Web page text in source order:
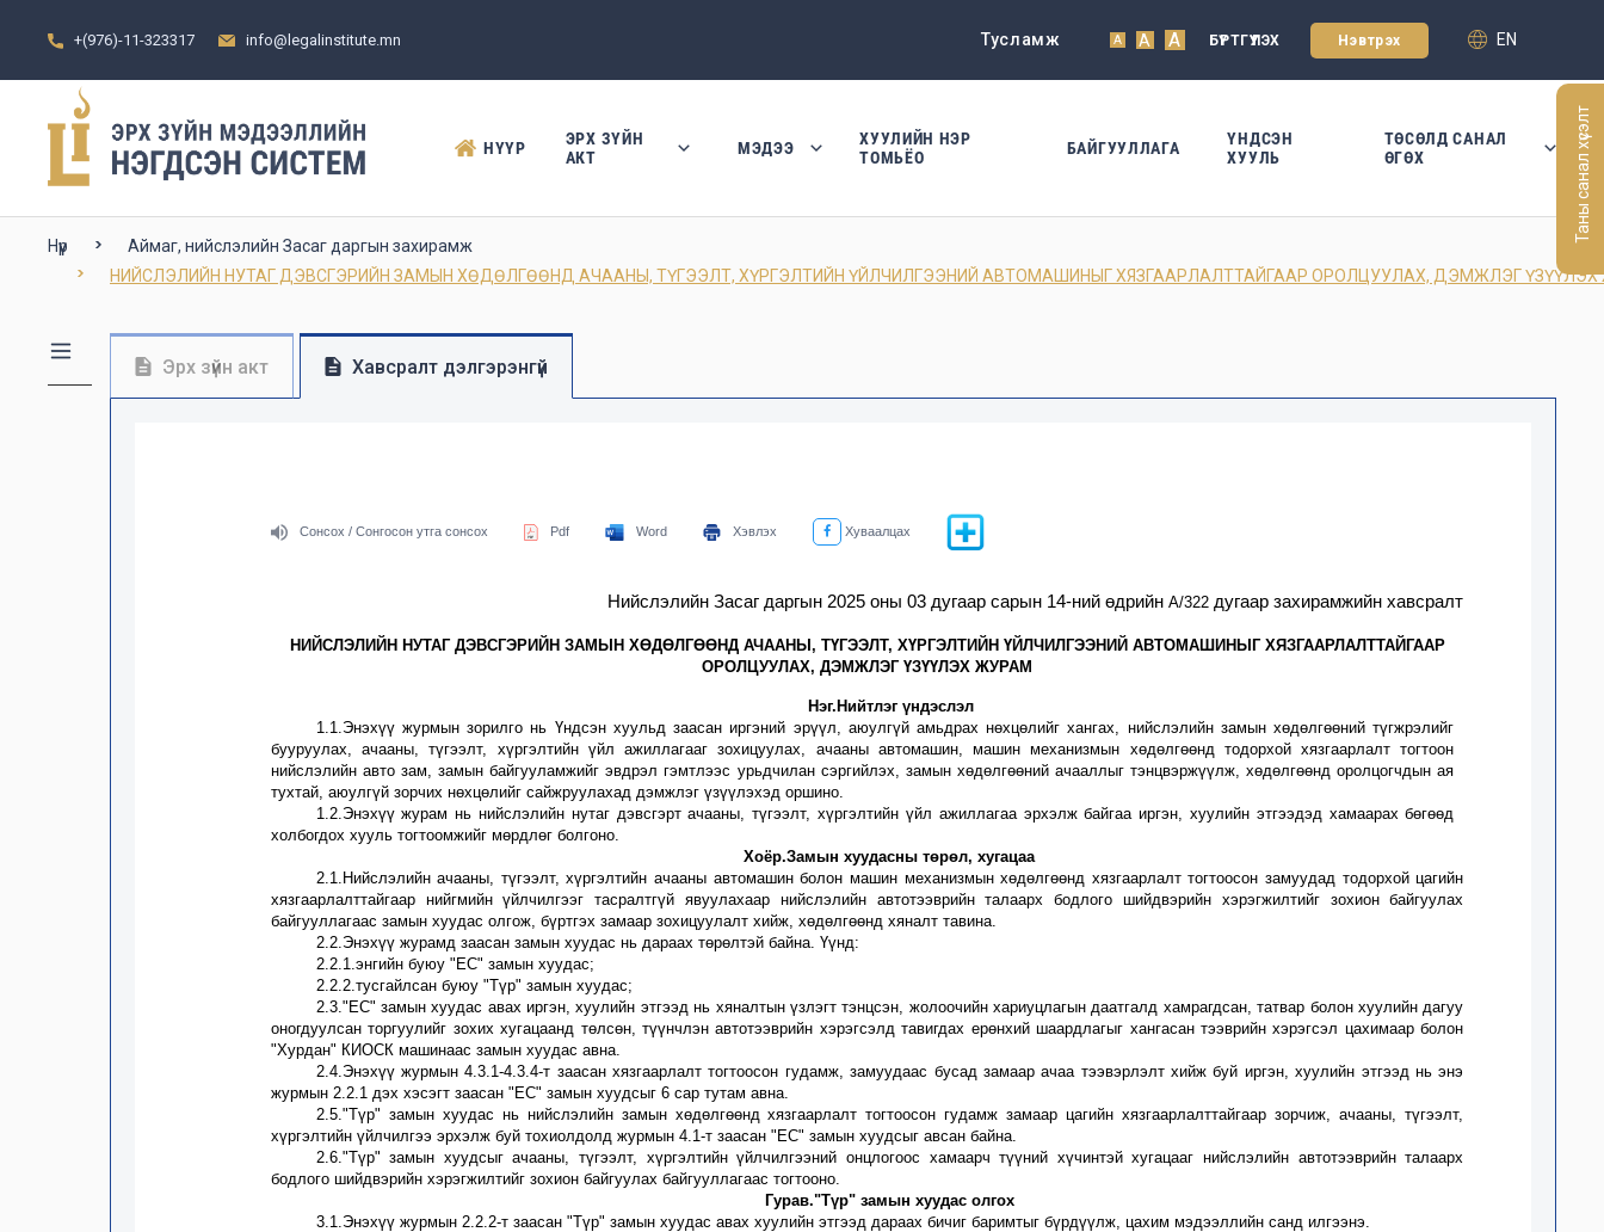
+(976)-11-323317 info@legalinstitute.mn Тусламж A A A БҮРТГҮҮЛЭХ Нэвтрэх EN
НҮҮР
ЭРХ ЗҮЙН
АКТ
МЭДЭЭ
ХУУЛИЙН НЭР
ТОМЬЁО
БАЙГУУЛЛАГА
ҮНДСЭН
ХУУЛЬ
ТӨСӨЛД САНАЛ
ӨГӨХ
Нүүр
Аймаг, нийслэлийн Засаг даргын захирамж
НИЙСЛЭЛИЙН НУТАГ ДЭВСГЭРИЙН ЗАМЫН ХӨДӨЛГӨӨНД АЧААНЫ, ТҮГЭЭЛТ, ХҮРГЭЛТИЙН ҮЙЛЧИЛГЭЭНИЙ АВТОМАШИНЫГ ХЯЗГААРЛАЛТТАЙГААР ОРОЛЦУУЛАХ, ДЭМЖЛЭГ
Эрх зүйн акт Хавсралт дэлгэрэнгүй
Сонсох / Сонгосон утга сонсох Pdf Word Хэвлэх Хуваалцах
Нийслэлийн Засаг даргын 2025 оны 03 дугаар сарын 14-ний өдрийн А/322 дугаар захирамжийн хавсралт
НИЙСЛЭЛИЙН НУТАГ ДЭВСГЭРИЙН ЗАМЫН ХӨДӨЛГӨӨНД АЧААНЫ, ТҮГЭЭЛТ, ХҮРГЭЛТИЙН ҮЙЛЧИЛГЭЭНИЙ АВТОМАШИНЫГ ХЯЗГААРЛАЛТТАЙГААР
ОРОЛЦУУЛАХ, ДЭМЖЛЭГ ҮЗҮҮЛЭХ ЖУРАМ
Нэг.Нийтлэг үндэслэл
1.1.Энэхүү журмын зорилго нь Үндсэн хуульд заасан иргэний эрүүл, аюулгүй амьдрах нөхцөлийг хангах, нийслэлийн замын хөдөлгөөний түгжрэлийг
бууруулах, ачааны, түгээлт, хүргэлтийн үйл ажиллагааг зохицуулах, ачааны автомашин, машин механизмын хөдөлгөөнд тодорхой хязгаарлалт тогтоон
нийслэлийн авто зам, замын байгууламжийг эвдрэл гэмтлээс урьдчилан сэргийлэх, замын хөдөлгөөний ачааллыг тэнцвэржүүлж, хөдөлгөөнд оролцогчдын ая
тухтай, аюулгүй зорчих нөхцөлийг сайжруулахад дэмжлэг үзүүлэхэд оршино.
1.2. Энэхүү журам нь нийслэлийн нутаг дэвсгэрт ачааны, түгээлт, хүргэлтийн үйл ажиллагаа эрхэлж байгаа иргэн, хуулийн этгээдэд хамаарах бөгөөд
холбогдох хууль тогтоомжийг мөрдлөг болгоно.
Хоёр.Замын хуудасны төрөл, хугацаа
2.1.Нийслэлийн ачааны, түгээлт, хүргэлтийн ачааны автомашин болон машин механизмын хөдөлгөөнд хязгаарлалт тогтоосон замуудад тодорхой цагийн
хязгаарлалттайгаар нийгмийн үйлчилгээг тасралтгүй явуулахаар нийслэлийн автотээврийн талаарх бодлого шийдвэрийн хэрэгжилтийг зохион байгуулах
байгууллагаас замын хуудас олгож, бүртгэх замаар зохицуулалт хийж, хөдөлгөөнд хяналт тавина.
2.2.Энэхүү журамд заасан замын хуудас нь дараах төрөлтэй байна. Үүнд:
2.2.1.энгийн буюу "ЕС" замын хуудас;
2.2.2.тусгайлсан буюу "Түр" замын хуудас;
2.3."ЕС" замын хуудас авах иргэн, хуулийн этгээд нь хяналтынүзлэгт тэнцсэн, жолоочийн хариуцлагын даатгалд хамрагдсан, татвар болон хуулийн дагуу
оногдуулсан торгуулийг зохих хугацаанд төлсөн, түүнчлэн автотээврийн хэрэгсэлд тавигдах ерөнхий шаардлагыг хангасан тээврийн хэрэгсэл цахимаар болон
"Хурдан" КИОСК машинаас замын хуудас авна.
2.4. Энэхүү журмын 4.3.1-4.3.4-т заасан хязгаарлалт тогтоосон гудамж, замуудаас бусад замаар ачаа тээвэрлэлт хийж буй иргэн, хуулийн этгээд нь энэ
журмын 2.2.1 дэх хэсэгт заасан "ЕС" замын хуудсыг 6 сар тутам авна.
2.5. "Түр" замын хуудас нь нийслэлийн замын хөдөлгөөнд хязгаарлалт тогтоосон гудамж замаар цагийн хязгаарлалттайгаар зорчиж, ачааны, түгээлт,
хүргэлтийн үйлчилгээ эрхэлж буй тохиолдолд журмын 4.1-т заасан "ЕС" замын хуудсыг авсан байна.
2.6. "Түр" замын хуудсыг ачааны, түгээлт, хүргэлтийн үйлчилгээний онцлогоос хамаарчтүүний хүчинтэй хугацааг нийслэлийн автотээврийн талаарх
бодлого шийдвэрийн хэрэгжилтийг зохион байгуулах байгууллагаас тогтооно.
Гурав."Түр" замын хуудас олгох
3.1.Энэхүү журмын 2.2.2-т заасан "Түр" замын хуудас авах хуулийн этгээд дараах бичиг баримтыг бүрдүүлж, цахим мэдээллийн санд илгээнэ.
Таны санал хүсэлт